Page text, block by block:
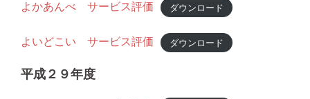
よかあんべ サービス評価 ダウンロード
よいどこい サービス評価 ダウンロード
平成２９年度